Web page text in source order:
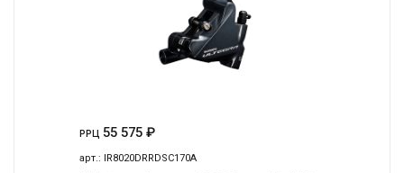
РРЦ 55 575 ₽
арт.: IR8020DRRDSC170A